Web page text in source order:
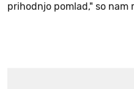
prihodnjo pomlad," so nam